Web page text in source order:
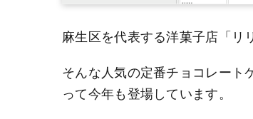
麻生区を代表する洋菓子店「リ
そんな人気の定番チョコレート
って今年も登場しています。